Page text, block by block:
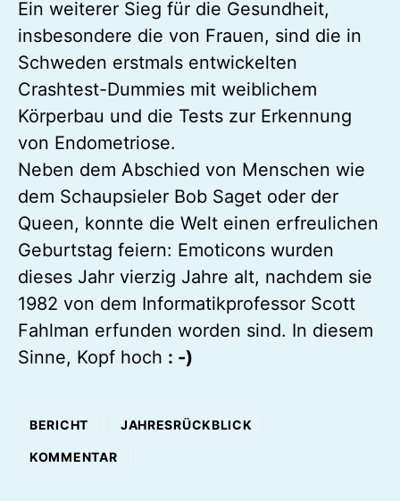
Ein weiterer Sieg für die Gesundheit,
insbesondere die von Frauen, sind die in
Schweden erstmals entwickelten
Crashtest-Dummies mit weiblichem
Körperbau und die Tests zur Erkennung
von Endometriose.
Neben dem Abschied von Menschen wie
dem Schaupsieler Bob Saget oder der
Queen, konnte die Welt einen erfreulichen
Geburtstag feiern: Emoticons wurden
dieses Jahr vierzig Jahre alt, nachdem sie
1982 von dem Informatikprofessor Scott
Fahlman erfunden worden sind. In diesem
Sinne, Kopf hoch : -)
BERICHT JAHRESRÜCKBLICK
KOMMENTAR